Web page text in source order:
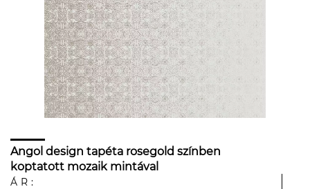
Angol design tapéta rosegold színben
koptatott mozaik mintával
ÁR: